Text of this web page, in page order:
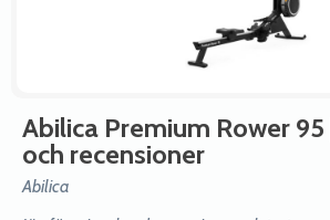
Abilica Premium Rower 95
och recensioner
Abilica